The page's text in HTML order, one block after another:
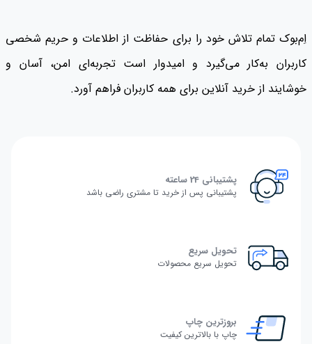
اِم‌بوک تمام تلاش خود را برای حفاظت از اطلاعات و حریم شخصی
کاربران به‌کار می‌گیرد و امیدوار است تجربه‌ای امن، آسان و
خوشایند از خرید آنلاین برای همه کاربران فراهم آورد.
پشتیبانی 24 ساعته
پشتیبانی پس از خرید تا مشتری راضی باشد
تحویل سریع
تحویل سریع محصولات
بروزترین چاپ
چاپ با بالاترین کیفیت